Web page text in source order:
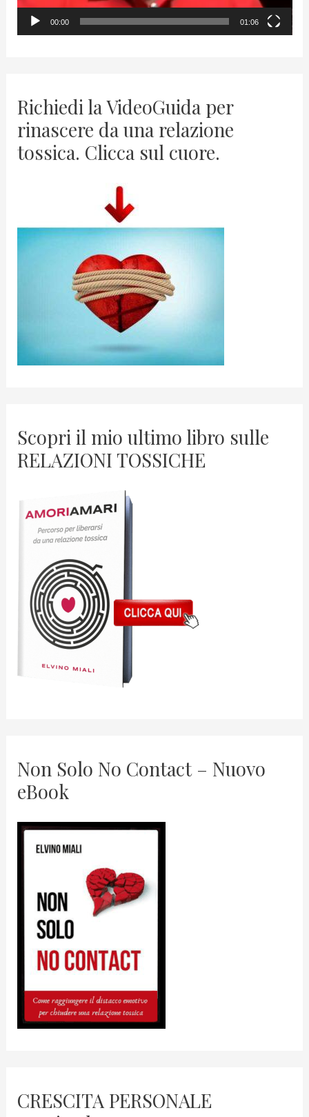
y
00:00 01:06
Richiedi la VideoGuida per
rinascere da una relazione
tossica. Clicca sul cuore.
Scopri il mio ultimo libro sulle
RELAZIONI TOSSICHE
Non Solo No Contact – Nuovo
eBook
CRESCITA PERSONALE